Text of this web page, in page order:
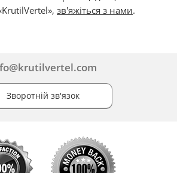
зв'яжіться з нами.
Зворотній зв'язок